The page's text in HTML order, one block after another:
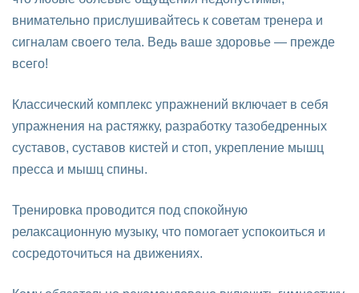
внимательно прислушивайтесь к советам тренера и
сигналам своего тела. Ведь ваше здоровье — прежде
всего!
Классический комплекс упражнений включает в себя
упражнения на растяжку, разработку тазобедренных
суставов, суставов кистей и стоп, укрепление мышц
пресса и мышц спины.
Тренировка проводится под спокойную
релаксационную музыку, что помогает успокоиться и
сосредоточиться на движениях.